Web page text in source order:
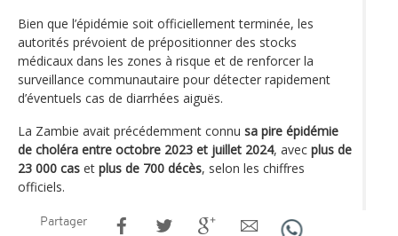
Bien que l’épidémie soit officiellement terminée, les
autorités prévoient de prépositionner des stocks
médicaux dans les zones à risque et de renforcer la
surveillance communautaire pour détecter rapidement
d’éventuels cas de diarrhées aiguës.
La Zambie avait précédemment connu sa pire épidémie
de choléra entre octobre 2023 et juillet 2024, avec plus de
23 000 cas et plus de 700 décès, selon les chiffres
officiels.
Partager